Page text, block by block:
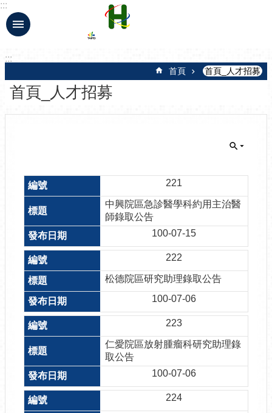
跳到主要內容區塊
:::
:::
首頁 首頁_人才招募
首頁_人才招募
221
中興院區急診醫學科約用主治醫
師錄取公告
100-07-15
222
松德院區研究助理錄取公告
100-07-06
223
仁愛院區放射腫瘤科研究助理錄
取公告
100-07-06
224